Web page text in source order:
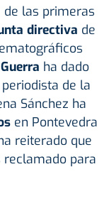
de las primeras
directiva de
ha dado
periodista de la
Sánchez ha
en Pontevedra
reiterado que
reclamado para